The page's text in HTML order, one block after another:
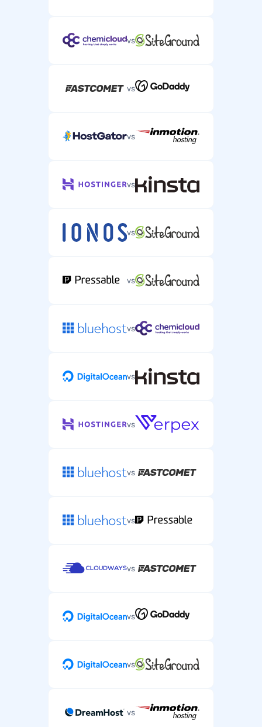
vs
vs
vs
vs
vs
vs
vs
vs
vs
vs
vs
vs
vs
vs
vs